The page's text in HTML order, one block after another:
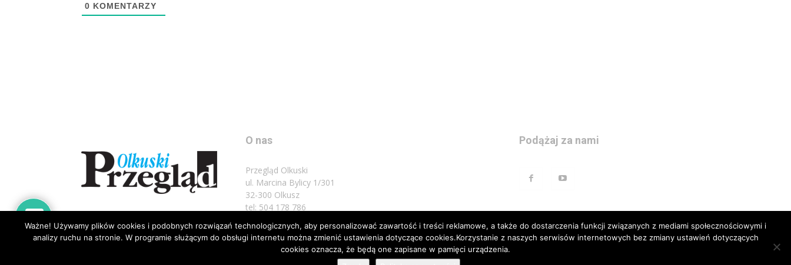
0 KOMENTARZY
O nas
Przegląd Olkuski
ul. Marcina Bylicy 1/301
32-300 Olkusz
tel: 504 178 786
Napisz do nas: biuro@przeglad.olkuski.pl
Podążaj za nami
Ważne! Używamy plików cookies i podobnych rozwiązań technologicznych, aby personalizować zawartość i treści reklamowe, a także do dostarczenia funkcji związanych z mediami społecznościowymi i
analizy ruchu na stronie. W programie służącym do obsługi internetu można zmienić ustawienia dotyczące cookies.Korzystanie z naszych serwisów internetowych bez zmiany ustawień dotyczących
cookies oznacza, że będą one zapisane w pamięci urządzenia.